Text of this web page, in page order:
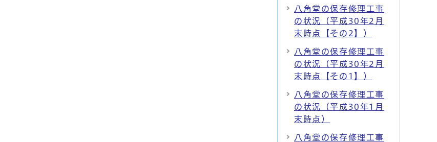
八角堂の保存修理工事
の状況（平成30年2月
末時点【その2】）
八角堂の保存修理工事
の状況（平成30年2月
末時点【その1】）
八角堂の保存修理工事
の状況（平成30年1月
末時点）
八角堂の保存修理工事